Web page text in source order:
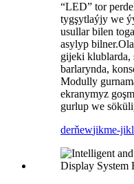
“LED” tor
tygşytlaýjy we
usullar bilen
asylyp
gijeki klublarda,
barlarynda,
Modully
ekranymyz
gurlup we
derňewjikme-